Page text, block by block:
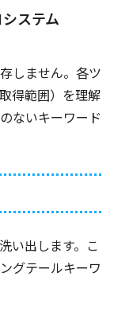
ステム
しません。各ツ
得範囲）を理解
ないキーワード
い出します。こ
グテールキーワ